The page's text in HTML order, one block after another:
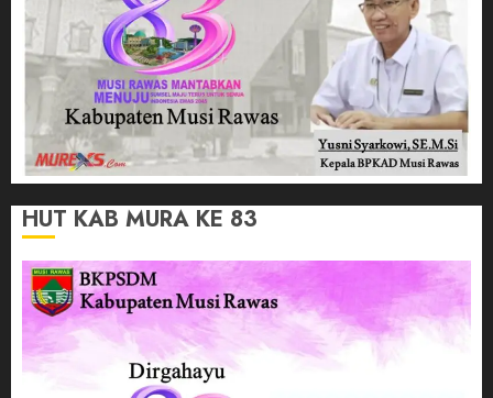
HUT KAB MURA KE 83